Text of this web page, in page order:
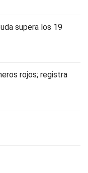
supera los 19
rojos; registra